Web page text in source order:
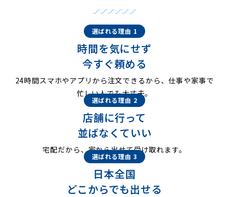
選ばれる理由 1
時間を気にせず
今すぐ頼める
24時間スマホやアプリから注文できるから、仕事や家事で
忙しい人でも大丈夫。
選ばれる理由 2
店舗に行って
並ばなくていい
宅配だから、家から出せて受け取れます。
選ばれる理由 3
日本全国
どこからでも出せる